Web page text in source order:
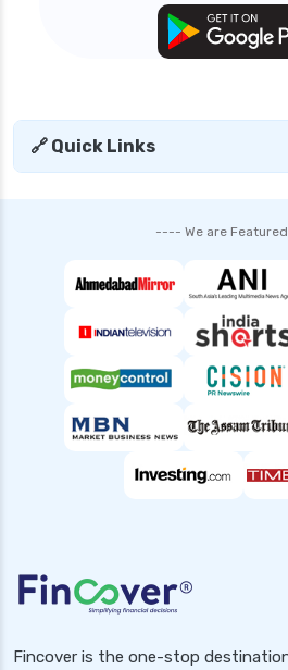
personal loan interest rates
sbi personal loan interest
shriram finance personal
top 10 Personal loan apps
top10 rbi approved loan apps
🔗 Quick Links
---- We are
Fincover is the one-stop